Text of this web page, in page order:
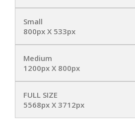
Small
800px X 533px
Medium
1200px X 800px
FULL SIZE
5568px X 3712px